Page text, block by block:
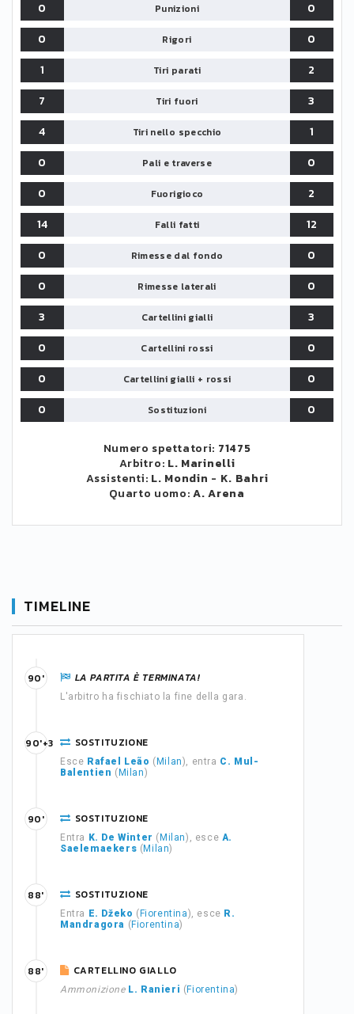
0 Punizioni
0
0
Rigori
0
1
Tiri parati
2
7
Tiri fuori
3
4
Tiri nello specchio
1
0
Pali e traverse
0
0
Fuorigioco
2
14
Falli fatti
12
0
Rimesse dal fondo
0
0
Rimesse laterali
0
3
Cartellini gialli
3
0
Cartellini rossi
0
0
Cartellini gialli + rossi
0
0
Sostituzioni 0
Numero spettatori: 71475
Arbitro: L. Marinelli
Assistenti: L. Mondin - K. Bahri
Quarto uomo:A. Arena
TIMELINE
LA PARTITA È TERMINATA!
L'arbitro ha fischiato la fine della gara.
90'
SOSTITUZIONE
Esce Rafael Leão ( Milan), entra C. Mul-
Balentien ( Milan)
90'+3
SOSTITUZIONE
Entra K. De Winter ( Milan), esce A.
Saelemaekers ( Milan)
90'
SOSTITUZIONE
Entra E. Džeko ( Fiorentina), esce R.
Mandragora ( Fiorentina)
88'
CARTELLINO GIALLO
Ammonizione L. Ranieri ( Fiorentina)
88'